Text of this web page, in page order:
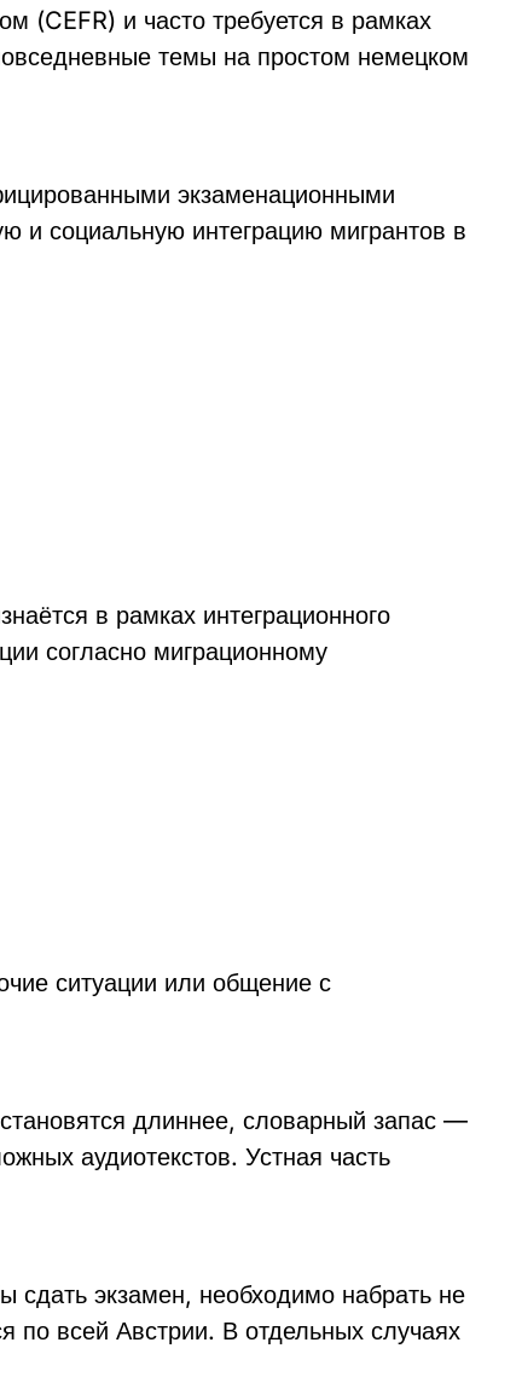
(CEFR) и часто требуется в рамках
темы на простом немецком
экзаменационными
и социальную интеграцию мигрантов в
в рамках интеграционного
согласно миграционному
ситуации или общение с
длиннее, словарный запас —
аудиотекстов. Устная часть
сдать экзамен, необходимо набрать не
всей Австрии. В отдельных случаях